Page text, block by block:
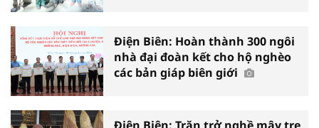
Điện Biên: Hoàn thành 300 ngôi
nhà đại đoàn kết cho hộ nghèo
các bản giáp biên giới